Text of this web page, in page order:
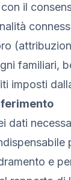
il
familiari,
imposti
dati
e